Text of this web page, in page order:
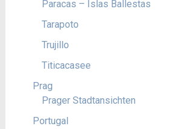
Paracas – Islas Ballestas
Tarapoto
Trujillo
Titicacasee
Prag
Prager Stadtansichten
Portugal